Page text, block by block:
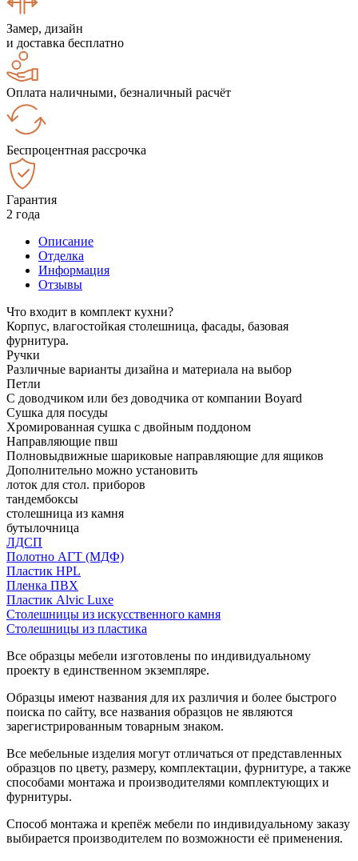
Замер, дизайн
и доставка бесплатно
Оплата наличными, безналичный расчёт
Беспроцентная рассрочка
Гарантия
2 года
Описание
Отделка
Информация
Отзывы
Что входит в комплект кухни?
Корпус, влагостойкая столешница, фасады, базовая
фурнитура.
Ручки
Различные варианты дизайна и материала на выбор
Петли
С доводчиком или без доводчика от компании Boyard
Сушка для посуды
Хромированная сушка с двойным поддоном
Направляющие пвш
Полновыдвижные шариковые направляющие для ящиков
Дополнительно можно установить
лоток для стол. приборов
тандембоксы
столешница из камня
бутылочница
ЛДСП
Полотно АГТ (МДФ)
Пластик HPL
Пленка ПВХ
Пластик Alvic Luxe
Столешницы из искусственного камня
Столешницы из пластика
Все образцы мебели изготовлены по индивидуальному
проекту в единственном экземпляре.
Образцы имеют названия для их различия и более быстрого
поиска по сайту, все названия образцов не являются
зарегистрированным товарным знаком.
Все мебельные изделия могут отличаться от представленных
образцов по цвету, размеру, комплектации, фурнитуре, а также
способами монтажа и производителями комплектующих и
фурнитуры.
Способ монтажа и крепёж мебели по индивидуальному заказу
выбирается производителем по возможности её применения.